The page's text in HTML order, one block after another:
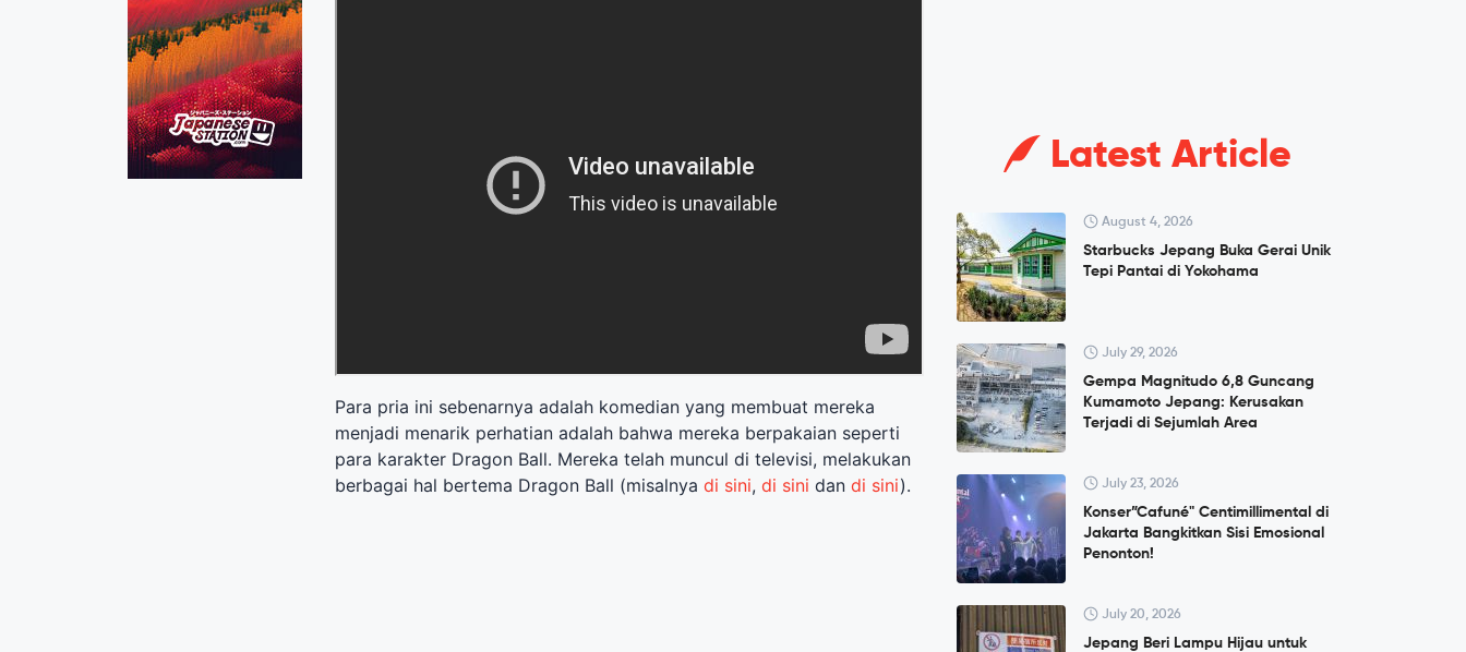
Para pria ini sebenarnya adalah komedian yang membuat mereka
menjadi menarik perhatian adalah bahwa mereka berpakaian seperti
para karakter Dragon Ball. Mereka telah muncul di televisi, melakukan
berbagai hal bertema Dragon Ball (misalnya di sini, di sini dan di sini).
Latest Article
August 4, 2026
Starbucks Jepang Buka Gerai Unik
Tepi Pantai di Yokohama
July 29, 2026
Gempa Magnitudo 6,8 Guncang
Kumamoto Jepang: Kerusakan
Terjadi di Sejumlah Area
July 23, 2026
Konser”Cafuné" Centimillimental di
Jakarta Bangkitkan Sisi Emosional
Penonton!
July 20, 2026
Jepang Beri Lampu Hijau untuk